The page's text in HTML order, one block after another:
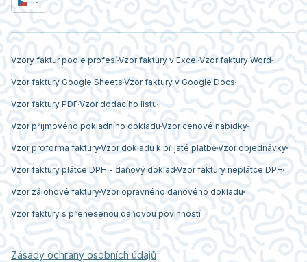
Vzory faktur podle profesíVzor faktury v Excel Vzor faktury Word
Vzor faktury Google Sheets Vzor faktury v Google Docs
Vzor faktury PDFVzor dodacího listu
Vzor příjmového pokladního dokladu Vzor cenové nabídky
Vzor proforma fakturyVzor dokladu k přijaté platběVzor objednávky
Vzor faktury plátce DPH - daňový doklad Vzor faktury neplátce DPH
Vzor zálohové fakturyVzor opravného daňového dokladu
Vzor faktury s přenesenou daňovou povinností
Zásady ochrany osobních údajů